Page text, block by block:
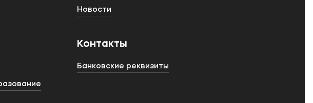
Новости
Контакты
Банковские реквизиты